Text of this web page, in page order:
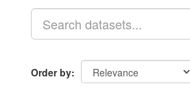
Order by